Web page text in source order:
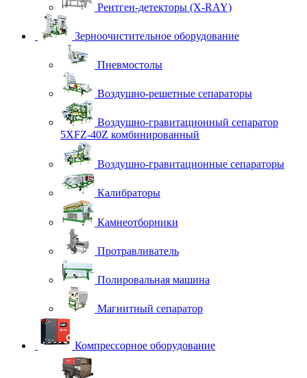
Рентген-детекторы (X-RAY)
Зерноочистительное оборудование
Пневмостолы
Воздушно-решетные сепараторы
Воздушно-гравитационный сепаратор
5XFZ-40Z комбинированный
Воздушно-гравитационные сепараторы
Калибраторы
Камнеотборники
Протравливатель
Полировальная машина
Магнитный сепаратор
Компрессорное оборудование